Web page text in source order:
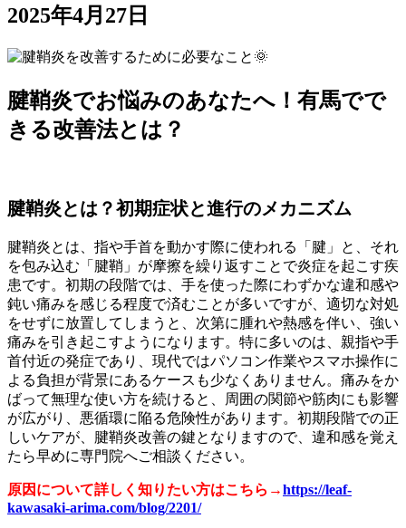
2025年4月27日
腱鞘炎でお悩みのあなたへ！有馬でで
きる改善法とは？
腱鞘炎とは？初期症状と進行のメカニズム
腱鞘炎とは、指や手首を動かす際に使われる「腱」と、それ
を包み込む「腱鞘」が摩擦を繰り返すことで炎症を起こす疾
患です。初期の段階では、手を使った際にわずかな違和感や
鈍い痛みを感じる程度で済むことが多いですが、適切な対処
をせずに放置してしまうと、次第に腫れや熱感を伴い、強い
痛みを引き起こすようになります。特に多いのは、親指や手
首付近の発症であり、現代ではパソコン作業やスマホ操作に
よる負担が背景にあるケースも少なくありません。痛みをか
ばって無理な使い方を続けると、周囲の関節や筋肉にも影響
が広がり、悪循環に陥る危険性があります。初期段階での正
しいケアが、腱鞘炎改善の鍵となりますので、違和感を覚え
たら早めに専門院へご相談ください。
原因について詳しく知りたい方はこちら→https://leaf-
kawasaki-arima.com/blog/2201/